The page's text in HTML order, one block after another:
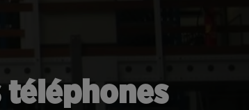
téléphones